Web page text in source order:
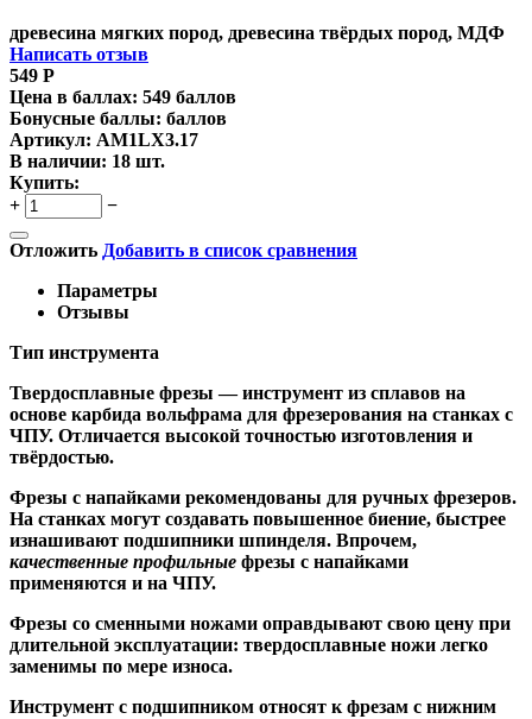
древесина мягких пород, древесина твёрдых пород, МДФ
Написать отзыв
549 Р
Цена в баллах: 549 баллов
Бонусные баллы: баллов
Артикул: AM1LX3.17
В наличии: 18 шт.
Купить:
+
−
Отложить Добавить в список сравнения
Параметры
Отзывы
Тип инструмента
Твердосплавные фрезы — инструмент из сплавов на
основе карбида вольфрама для фрезерования на станках с
ЧПУ. Отличается высокой точностью изготовления и
твёрдостью.
Фрезы с напайками рекомендованы для ручных фрезеров.
На станках могут создавать повышенное биение, быстрее
изнашивают подшипники шпинделя. Впрочем,
качественные профильные фрезы с напайками
применяются и на ЧПУ.
Фрезы со сменными ножами оправдывают свою цену при
длительной эксплуатации: твердосплавные ножи легко
заменимы по мере износа.
Инструмент с подшипником относят к фрезам с нижним